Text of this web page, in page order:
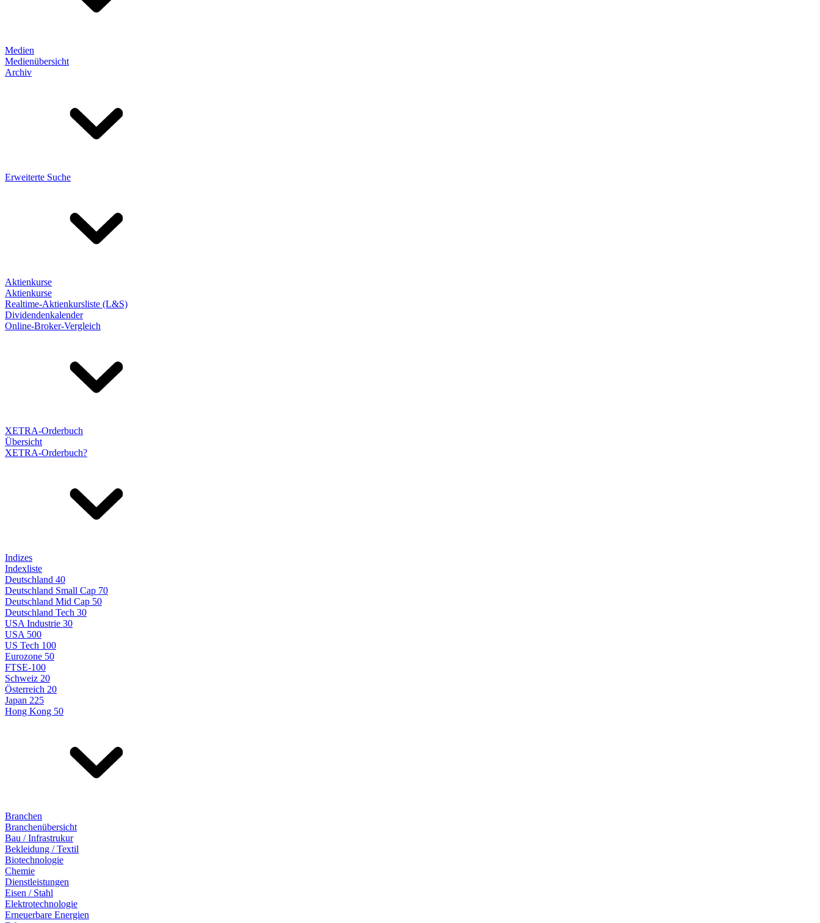
Medien
Medienübersicht
Archiv
Erweiterte Suche
Aktienkurse
Aktienkurse
Realtime-Aktienkursliste (L&S)
Dividendenkalender
Online-Broker-Vergleich
XETRA-Orderbuch
Übersicht
XETRA-Orderbuch?
Indizes
Indexliste
Deutschland 40
Deutschland Small Cap 70
Deutschland Mid Cap 50
Deutschland Tech 30
USA Industrie 30
USA 500
US Tech 100
Eurozone 50
FTSE-100
Schweiz 20
Österreich 20
Japan 225
Hong Kong 50
Branchen
Branchenübersicht
Bau / Infrastrukur
Bekleidung / Textil
Biotechnologie
Chemie
Dienstleistungen
Eisen / Stahl
Elektrotechnologie
Erneuerbare Energien